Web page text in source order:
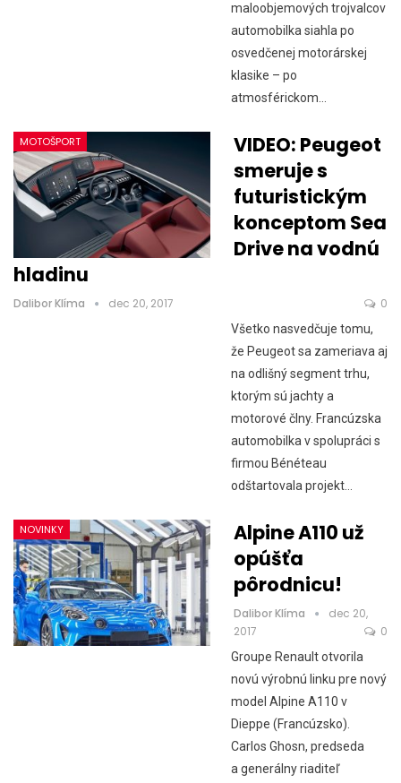
maloobjemových trojvalcov
automobilka siahla po
osvedčenej motorárskej
klasike – po
atmosférickom…
MOTOŠPORT
VIDEO: Peugeot
smeruje s
futuristickým
konceptom Sea
Drive na vodnú
hladinu
Dalibor Klíma dec 20, 2017 0
Všetko nasvedčuje tomu,
že Peugeot sa zameriava aj
na odlišný segment trhu,
ktorým sú jachty a
motorové člny. Francúzska
automobilka v spolupráci s
firmou Bénéteau
odštartovala projekt…
NOVINKY
Alpine A110 už
opúšťa
pôrodnicu!
Dalibor Klíma
dec 20,
2017
0
Groupe Renault otvorila
novú výrobnú linku pre nový
model Alpine A110 v
Dieppe (Francúzsko).
Carlos Ghosn, predseda
a generálny riaditeľ